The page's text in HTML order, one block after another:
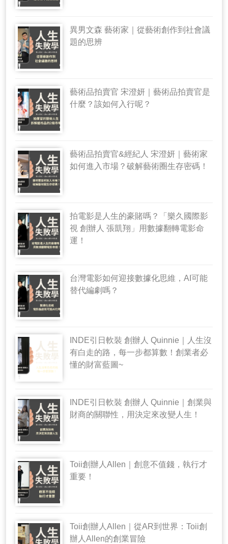
異男文森 藝術家｜從藝術創作到社會議
題的思辨
藝術品拍賣官 宋澄妍｜藝術品拍賣官是
什麼？該如何入行呢？
藝術品拍賣官&經紀人 宋澄妍｜藝術家
如何進入市場？破解藝術圈生存密碼！
拍電影是人生的豪賭嗎？「樂久國際影
視 創辦人 張凱翔」用數據翻轉電影命
運！
台灣電影如何迎接數據化思維，AI可能
替代編劇嗎？
INDE引日軟裝 創辦人 Quinnie｜人生沒
有白走的路，每一步都算數！創業者必
懂的財富藍圖~
INDE引日軟裝 創辦人 Quinnie｜創業與
財商的關聯性，用決定來改變人生！
Toii創辦人Allen｜創意不值錢，執行才
重要！
Toii創辦人Allen｜從AR到世界：Toii創
辦人Allen的創業冒險